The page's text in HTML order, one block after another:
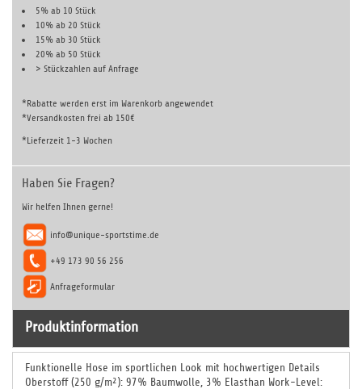
5% ab 10 Stück
10% ab 20 Stück
15% ab 30 Stück
20% ab 50 Stück
> Stückzahlen auf Anfrage
*Rabatte werden erst im Warenkorb angewendet
*Versandkosten frei ab 150€
*Lieferzeit 1-3 Wochen
Haben Sie Fragen?
Wir helfen Ihnen gerne!
info@unique-sportstime.de
+49 173 90 56 256
Anfrageformular
Produktinformation
Funktionelle Hose im sportlichen Look mit hochwertigen Details
Oberstoff (250 g/m²): 97% Baumwolle, 3% Elasthan Work-Level: